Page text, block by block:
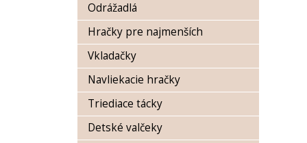
Odrážadlá
Hračky pre najmenších
Vkladačky
Navliekacie hračky
Triediace tácky
Detské valčeky